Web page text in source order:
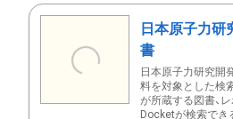
日本原子力研
書
日本原子力研究開
料を対象とした検
が所蔵する図書、レ
Docketが検索でき